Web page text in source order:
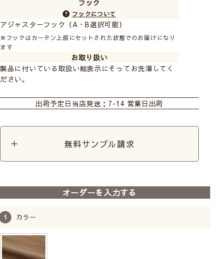
フック
フックについて
アジャスターフック（A・B選択可能）
※フックはカーテン上部にセットされた状態でのお届けになり
ます
お取り扱い
製品に付いている取扱い絵表示にそってお洗濯してく
ださい。
出荷予定日 当店発送：7-14 営業日出荷
無料サンプル請求
オーダーを入力する
カラー